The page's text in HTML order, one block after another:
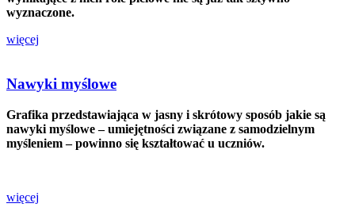
wyznaczone.
więcej
Nawyki myślowe
Grafika przedstawiająca w jasny i skrótowy sposób jakie są
nawyki myślowe – umiejętności związane z samodzielnym
myśleniem – powinno się kształtować u uczniów.
więcej